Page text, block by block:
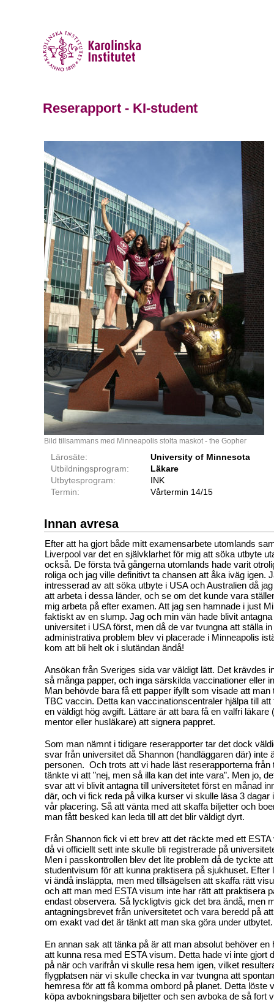
Reserapport - KI-student
Bild tillsammans med Minneapolis stolta maskot - the Gopher
Lärosäte:
University of Minnesota
Utbildningsprogram:
Läkare
Utbytesprogram:
INK
Termin:
Vårtermin 14/15
Innan avresa
Efter att ha gjort både mitt examensarbete utomlands
Liverpool var det en självklarhet för mig att söka utbyte
också. De första två gångerna utomlands hade varit
roliga och jag ville definitivt ta chansen att åka iväg igen.
intresserad av att söka utbyte i USA och Australien då
att arbeta i dessa länder, och se om det kunde vara
mig arbeta på efter examen. Att jag sen hamnade i just
faktiskt av en slump. Jag och min vän hade blivit antagna
universitet i USA först, men då de var tvungna att ställa
administrativa problem blev vi placerade i Minneapolis
kom att bli helt ok i slutändan ändå!
Ansökan från Sveriges sida var väldigt lätt. Det krävdes
så många papper, och inga särskilda vaccinationer eller
Man behövde bara få ett papper ifyllt som visade att man
TBC vaccin. Detta kan vaccinationscentraler hjälpa till
en väldigt hög avgift. Lättare är att bara få en valfri läkare
mentor eller husläkare) att signera pappret.
Som man nämnt i tidigare reserapporter tar det dock
svar från universitet då Shannon (handläggaren där) inte
personen. Och trots att vi hade läst reserapporterna från
tänkte vi att ”nej, men så illa kan det inte vara”. Men jo,
svar att vi blivit antagna till universitetet först en månad
där, och vi fick reda på vilka kurser vi skulle läsa 3 dagar
vår placering. Så att vänta med att skaffa biljetter och
man fått besked kan leda till att det blir väldigt dyrt.
Från Shannon fick vi ett brev att det räckte med ett
då vi officiellt sett inte skulle bli registrerade på
Men i passkontrollen blev det lite problem då de tyckte
studentvisum för att kunna praktisera på sjukhuset. Efter
vi ändå insläppta, men med tillsägelsen att skaffa rätt
och att man med ESTA visum inte har rätt att praktisera
endast observera. Så lyckligtvis gick det bra ändå, men
antagningsbrevet från universitetet och vara beredd på
om exakt vad det är tänkt att man ska göra under utbytet.
En annan sak att tänka på är att man absolut behöver en
att kunna resa med ESTA visum. Detta hade vi inte gjort
på när och varifrån vi skulle resa hem igen, vilket
flygplatsen när vi skulle checka in var tvungna att
hemresa för att få komma ombord på planet. Detta löste
köpa avbokningsbara biljetter och sen avboka de så fort